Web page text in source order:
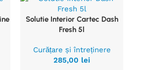
Vezi
Solutie Interior Cartec Dash
Fresh 5l
Curățare și întreținere
285,00 lei